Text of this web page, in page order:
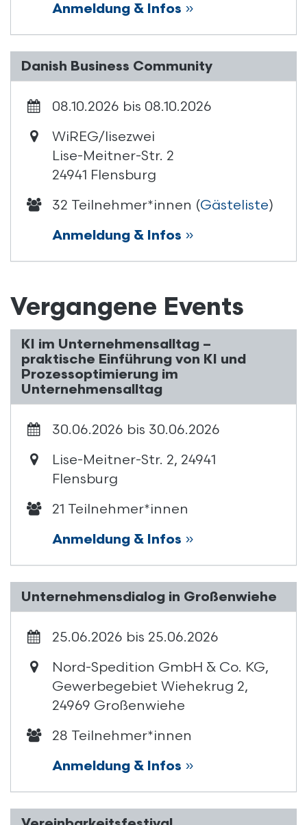
Anmeldung & Infos »
Danish Business Community
08.10.2026 bis 08.10.2026
WiREG/lisezwei
Lise-Meitner-Str. 2
24941 Flensburg
32 Teilnehmer*innen (Gästeliste)
Anmeldung & Infos »
Vergangene Events
KI im Unternehmensalltag –
praktische Einführung von KI und
Prozessoptimierung im
Unternehmensalltag
30.06.2026 bis 30.06.2026
Lise-Meitner-Str. 2, 24941
Flensburg
21 Teilnehmer*innen
Anmeldung & Infos »
Unternehmensdialog in Großenwiehe
25.06.2026 bis 25.06.2026
Nord-Spedition GmbH & Co. KG,
Gewerbegebiet Wiehekrug 2,
24969 Großenwiehe
28 Teilnehmer*innen
Anmeldung & Infos »